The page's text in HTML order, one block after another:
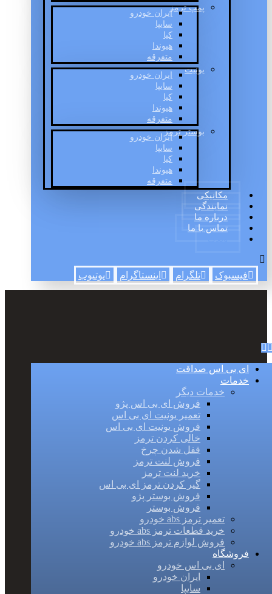
پمپ ترمز
ایران خودرو
سایپا
کیا
هیوندا
متفرقه
یونیت
ایران خودرو
سایپا
کیا
هیوندا
متفرقه
بوستر ترمز
ایران خودرو
سایپا
کیا
هیوندا
متفرقه
مکانیکی
نمایندگی
درباره ما
تماس با ما
فیسبوک تلگرام اینستاگرام یوتیوب
ای بی اس صداقت
خدمات
خدمات دیگر
فروش ای بی اس پژو
تعمیر یونیت ای بی اس
فروش یونیت ای بی اس
خالی کردن ترمز
قفل شدن چرخ
فروش لنت ترمز
خرید لنت ترمز
گیر کردن ترمز ای بی اس
فروش بوستر پژو
فروش بوستر
تعمیر ترمز abs خودرو
خرید قطعات ترمز abs خودرو
فروش لوازم ترمز abs خودرو
فروشگاه
ای بی اس خودرو
ایران خودرو
سایپا